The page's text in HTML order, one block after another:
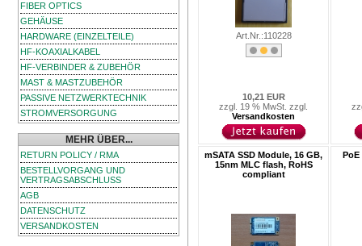
FIBER OPTICS
GEHÄUSE
HARDWARE (EINZELTEILE)
HF-KOAXIALKABEL
HF-VERBINDER & ZUBEHÖR
MAST & MASTZUBEHÖR
PASSIVE NETZWERKTECHNIK
STROMVERSORGUNG
MEHR ÜBER...
RETURN POLICY / RMA
BESTELLVORGANG UND
VERTRAGSABSCHLUSS
AGB
DATENSCHUTZ
VERSANDKOSTEN
Art.Nr.:110228
10,21 EUR
zzgl. 19 % MwSt. zzgl.
Versandkosten
mSATA SSD Module, 16 GB,
15nm MLC flash, RoHS
compliant